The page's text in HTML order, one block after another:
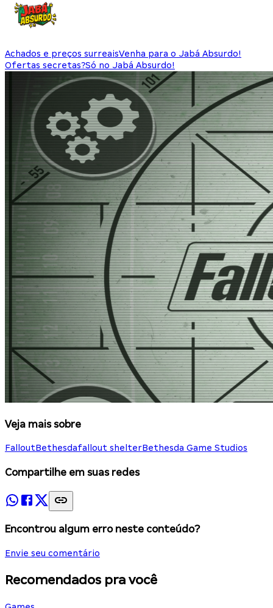
Achados e preços surreaisVenha para o Jabá Absurdo!
Ofertas secretas?Só no Jabá Absurdo!
Veja mais sobre
FalloutBethesdafallout shelterBethesda Game Studios
Compartilhe em suas redes
Encontrou algum erro neste conteúdo?
Envie seu comentário
Recomendados pra você